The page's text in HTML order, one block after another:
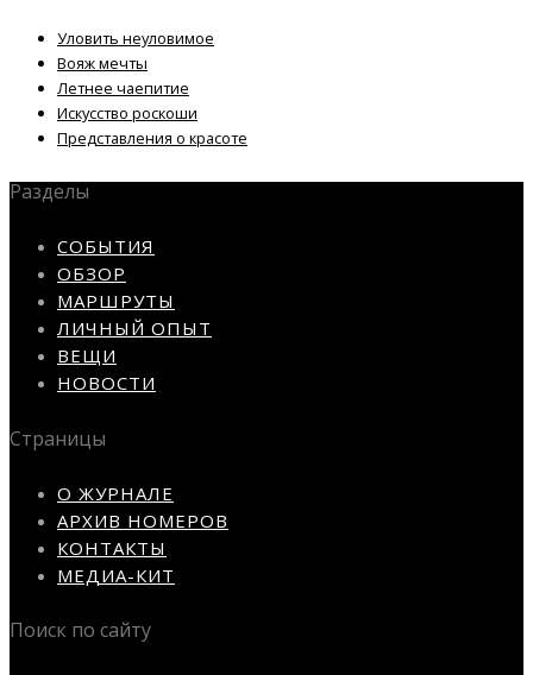
Уловить неуловимое
Вояж мечты
Летнее чаепитие
Искусство роскоши
Представления о красоте
Разделы
СОБЫТИЯ
ОБЗОР
МАРШРУТЫ
ЛИЧНЫЙ ОПЫТ
ВЕЩИ
НОВОСТИ
Страницы
О ЖУРНАЛЕ
АРХИВ НОМЕРОВ
КОНТАКТЫ
МЕДИА-КИТ
Поиск по сайту